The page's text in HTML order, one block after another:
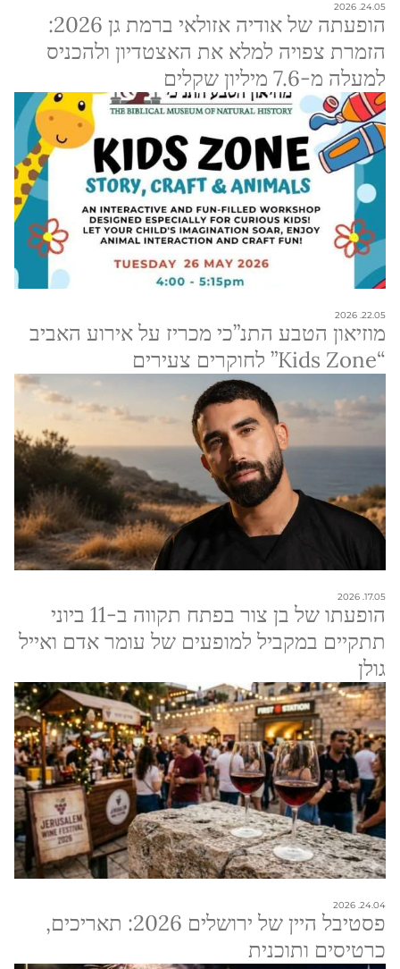
24.05. 2026
הופעתה של אודיה אזולאי ברמת גן 2026:
הזמרת צפויה למלא את האצטדיון ולהכניס
למעלה מ-7.6 מיליון שקלים
22.05. 2026
מוזיאון הטבע התנ”כי מכריז על אירוע האביב
“Kids Zone” לחוקרים צעירים
17.05. 2026
הופעתו של בן צור בפתח תקווה ב-11 ביוני
תתקיים במקביל למופעים של עומר אדם ואייל
גולן
24.04. 2026
פסטיבל היין של ירושלים 2026: תאריכים,
כרטיסים ותוכנית